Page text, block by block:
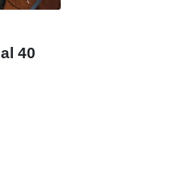
40